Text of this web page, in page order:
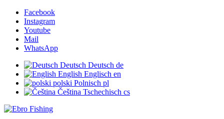
Facebook
Instagram
Youtube
Mail
WhatsApp
Deutsch Deutsch de
English Englisch en
polski Polnisch pl
Čeština Tschechisch cs